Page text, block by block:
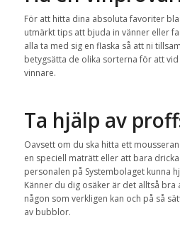
För att hitta dina absoluta favoriter
utmärkt tips att bjuda in vänner eller
alla ta med sig en flaska så att ni
betygsätta de olika sorterna för att vid
vinnare.
Ta hjälp av
Oavsett om du ska hitta ett
en speciell maträtt eller att bara
personalen på Systembolaget kunna
Känner du dig osäker är det alltså
någon som verkligen kan och på så
av bubblor.